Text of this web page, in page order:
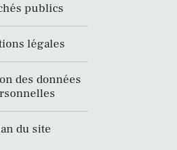
publics
légales
des données
du site